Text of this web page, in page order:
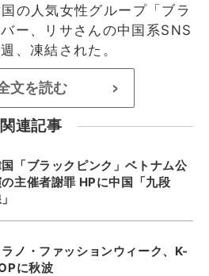
の人気女性グループ「ブラ
ー、リサさんの中国系SNS
、凍結された。
文を読む >
関連記事
「ブラックピンク」ベトナム公
主催者謝罪 HPに中国「九段
ラノ・ファッションウィーク、K-
に秋波